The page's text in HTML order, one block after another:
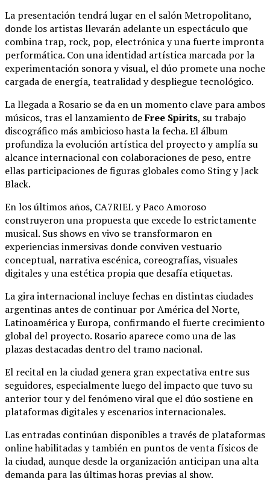
La presentación tendrá lugar en el salón Metropolitano,
donde los artistas llevarán adelante un espectáculo que
combina trap, rock, pop, electrónica y una fuerte impronta
performática. Con una identidad artística marcada por la
experimentación sonora y visual, el dúo promete una noche
cargada de energía, teatralidad y despliegue tecnológico.
La llegada a Rosario se da en un momento clave para ambos
músicos, tras el lanzamiento deFree Spirits, su trabajo
discográfico más ambicioso hasta la fecha. El álbum
profundiza la evolución artística del proyecto y amplía su
alcance internacional con colaboraciones de peso, entre
ellas participaciones de figuras globales como StingyJack
Black.
En los últimos años, CA7RIEL y Paco Amoroso
construyeron una propuesta que excede lo estrictamente
musical. Sus shows en vivo se transformaron en
experiencias inmersivas donde conviven vestuario
conceptual, narrativa escénica, coreografías, visuales
digitales y una estética propia que desafía etiquetas.
La gira internacional incluye fechas en distintas ciudades
argentinas antes de continuar por América del Norte,
Latinoamérica y Europa, confirmando el fuerte crecimiento
global del proyecto. Rosario aparece como una de las
plazas destacadas dentro del tramo nacional.
El recital en la ciudad genera gran expectativa entre sus
seguidores, especialmente luego del impacto que tuvo su
anterior tour y del fenómeno viral que el dúo sostiene en
plataformas digitales y escenarios internacionales.
Las entradas continúan disponibles a través de plataformas
online habilitadas y también en puntos de venta físicos de
la ciudad, aunque desde la organización anticipan una alta
demanda para las últimas horas previas al show.